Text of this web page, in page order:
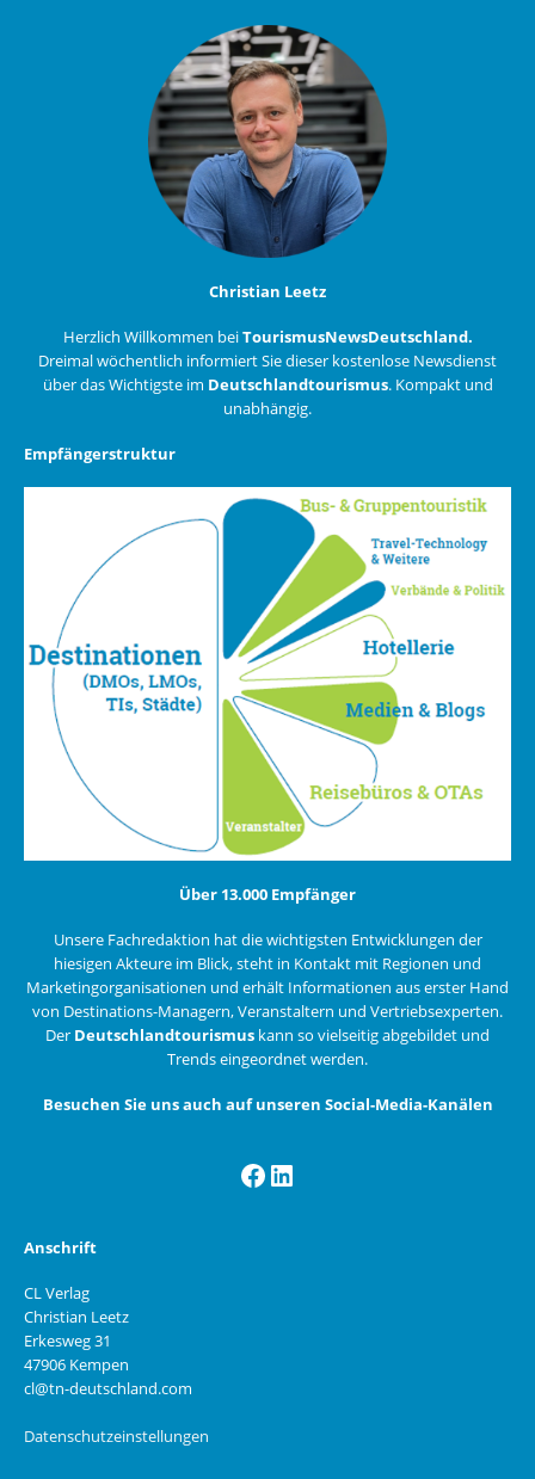
Christian Leetz
Herzlich Willkommen beiTourismusNewsDeutschland.
Dreimal wöchentlich informiert Sie dieser kostenlose Newsdienst
über das Wichtigste im Deutschlandtourismus. Kompakt und
unabhängig.
Empfängerstruktur
Über 13.000 Empfänger
Unsere Fachredaktion hat die wichtigsten Entwicklungen der
hiesigen Akteure im Blick, steht in Kontakt mit Regionen und
Marketingorganisationen und erhält Informationen aus erster Hand
von Destinations-Managern, Veranstaltern und Vertriebsexperten.
Der Deutschlandtourismus kann so vielseitig abgebildet und
Trends eingeordnet werden.
Besuchen Sie uns auch auf unseren Social-Media-Kanälen
Facebook
LinkedIn
Anschrift
CL Verlag
Christian Leetz
Erkesweg 31
47906 Kempen
cl@tn-deutschland.com
Datenschutzeinstellungen